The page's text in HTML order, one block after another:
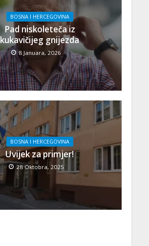
BOSNA I HERCEGOVINA
Pad niskoleteča iz
kukavičijeg gnijezda
8 Januara, 2026
BOSNA I HERCEGOVINA
Uvijek za primjer!
28 Oktobra, 2025